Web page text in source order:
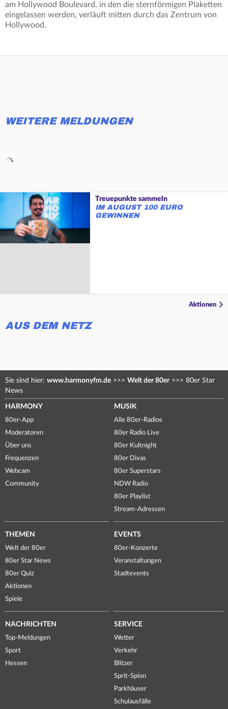
am Hollywood Boulevard, in den die sternförmigen Plaketten
eingelassen werden, verläuft mitten durch das Zentrum von
Hollywood.
WEITERE MELDUNGEN
Treuepunkte sammeln
IM AUGUST 100 EURO
GEWINNEN
Aktionen
AUS DEM NETZ
Sie sind hier: www.harmonyfm.de >>> Welt der 80er >>> 80er Star
News
HARMONY
80er-App
Moderatoren
Über uns
Frequenzen
Webcam
Community
MUSIK
Alle 80er-Radios
80er Radio Live
80er Kultnight
80er Divas
80er Superstars
NDW Radio
80er Playlist
Stream-Adressen
THEMEN
Welt der 80er
80er Star News
80er Quiz
Aktionen
Spiele
EVENTS
80er-Konzerte
Veranstaltungen
Stadtevents
NACHRICHTEN
Top-Meldungen
Sport
Hessen
SERVICE
Wetter
Verkehr
Blitzer
Sprit-Spion
Parkhäuser
Schulausfälle